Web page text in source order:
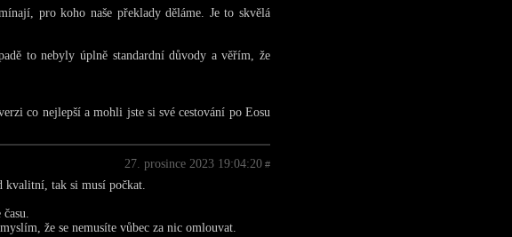
pro koho naše překlady děláme. Je to skvělá
to nebyly úplně standardní důvody a věřím, že
co nejlepší a mohli jste si své cestování po Eosu
27. prosince 2023 19:04:20 #
kvalitní, tak si musí počkat.
že se nemusíte vůbec za nic omlouvat.